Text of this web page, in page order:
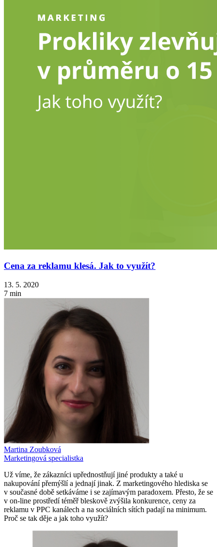
Cena za reklamu klesá. Jak to využít?
13. 5. 2020
7 min
Martina Zoubková
Marketingová specialistka
Už víme, že zákazníci upřednostňují jiné produkty a také u
nakupování přemýšlí a jednají jinak. Z marketingového hlediska se
v současné době setkáváme i se zajímavým paradoxem. Přesto, že se
v on-line prostředí téměř bleskově zvýšila konkurence, ceny za
reklamu v PPC kanálech a na sociálních sítích padají na minimum.
Proč se tak děje a jak toho využít?